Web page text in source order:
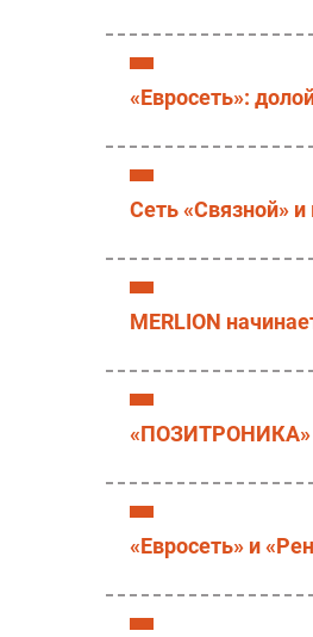
«Евросеть»:
Сеть «Связной»
MERLION
«ПОЗИТРОНИКА»
«Евросеть» и